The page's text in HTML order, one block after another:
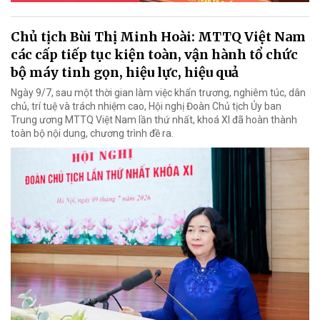
Chủ tịch Bùi Thị Minh Hoài: MTTQ Việt Nam
các cấp tiếp tục kiện toàn, vận hành tổ chức
bộ máy tinh gọn, hiệu lực, hiệu quả
Ngày 9/7, sau một thời gian làm việc khẩn trương, nghiêm túc, dân
chủ, trí tuệ và trách nhiệm cao, Hội nghị Đoàn Chủ tịch Ủy ban
Trung ương MTTQ Việt Nam lần thứ nhất, khoá XI đã hoàn thành
toàn bộ nội dung, chương trình đề ra.